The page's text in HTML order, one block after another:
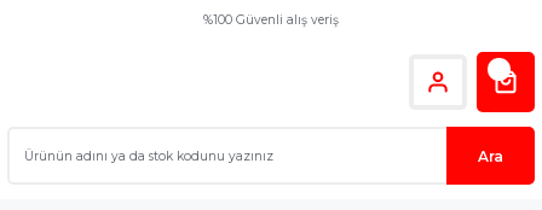
%100 Güvenli alış veriş
Ara